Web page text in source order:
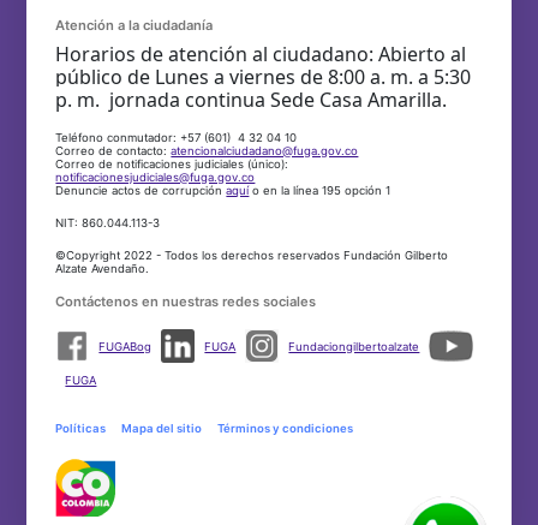
Atención a la ciudadanía
Horarios de atención al ciudadano: Abierto al
público de Lunes a viernes de 8:00 a. m. a 5:30
p. m. jornada continua Sede Casa Amarilla.
Teléfono conmutador: +57 (601) 4 32 04 10
Correo de contacto:atencionalciudadano@fuga.gov.co
Correo de notificaciones judiciales (único):
notificacionesjudiciales@fuga.gov.co
Denuncie actos de corrupciónaquío en la línea 195 opción 1
NIT: 860.044.113-3
©Copyright 2022 - Todos los derechos reservados Fundación Gilberto
Alzate Avendaño.
Contáctenos en nuestras redes sociales
FUGABog FUGA Fundaciongilbertoalzate
FUGA
Políticas Mapa del sitio Términos y condiciones